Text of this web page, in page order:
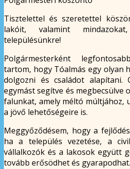
Tisztelettel és szeretettel
lakóit, valamint
településünkre!
Polgármesterként
tartom, hogy Tóalmás egy olyan
dolgozni és családot alapítani.
egymást segítve és megbecsülve
falunkat, amely méltó múltjához,
a jövő lehetőségeire is.
Meggyőződésem, hogy a
ha a település vezetése, a
vállalkozók és a lakosok együtt
tovább erősödhet és gyarapodhat.